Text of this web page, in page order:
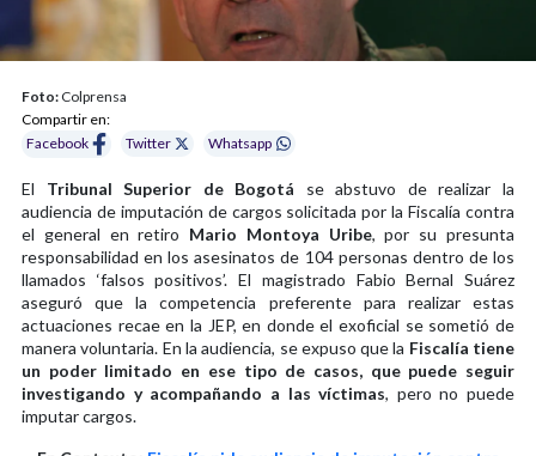
Foto: Colprensa
Compartir en:
Facebook
Twitter Whatsapp
El Tribunal Superior de Bogotá se abstuvo de realizar la
audiencia de imputación de cargos solicitada por la Fiscalía contra
el general en retiro Mario Montoya Uribe, por su presunta
responsabilidad en los asesinatos de 104 personas dentro de los
llamados ‘falsos positivos’. El magistrado Fabio Bernal Suárez
aseguró que la competencia preferente para realizar estas
actuaciones recae en la JEP, en donde el exoficial se sometió de
manera voluntaria. En la audiencia, se expuso que la Fiscalía tiene
un poder limitado en ese tipo de casos, que puede seguir
investigando y acompañando a las víctimas, pero no puede
imputar cargos.